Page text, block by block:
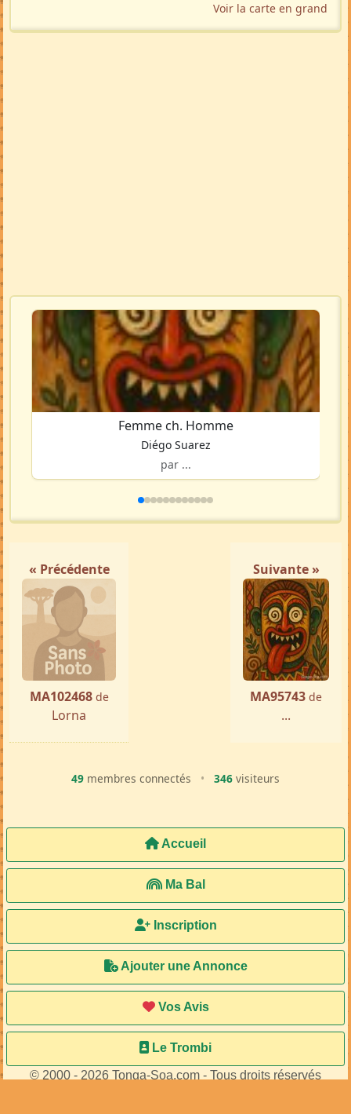
Voir la carte en grand
Femme ch. Homme
Diégo Suarez
par ...
« Précédente
MA102468 de
Lorna
Suivante »
MA95743 de
...
49 membres connectés • 346 visiteurs
Accueil
Ma Bal
Inscription
Ajouter une Annonce
Vos Avis
Le Trombi
© 2000 - 2026 Tonga-Soa.com - Tous droits réservés